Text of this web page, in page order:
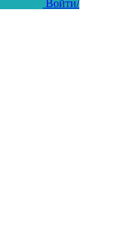
Войти/